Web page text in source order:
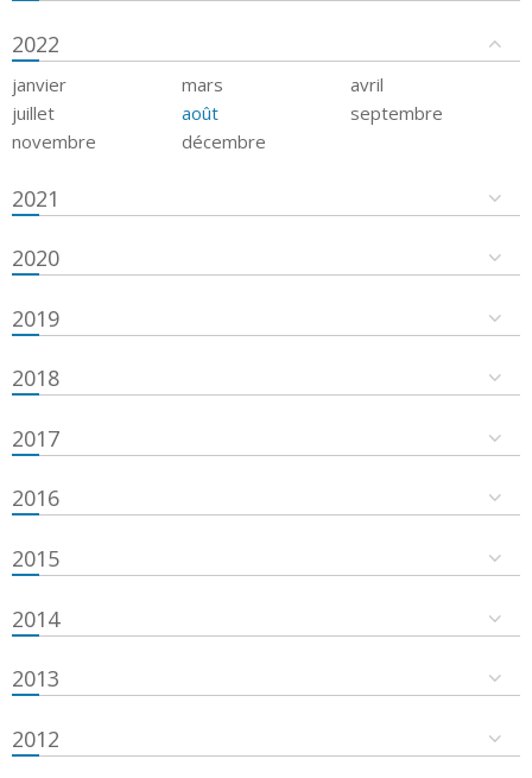
2022
janvier mars
avril
juillet
août
septembre
novembre
décembre
2021
2020
2019
2018
2017
2016
2015
2014
2013
2012